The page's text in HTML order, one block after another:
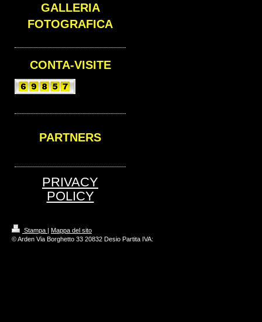
GALLERIA
FOTOGRAFICA
CONTA-VISITE
PARTNERS
PRIVACY
POLICY
Stampa | Mappa del sito
© Arden Via Borghetto 33 20832 Desio Partita IVA: